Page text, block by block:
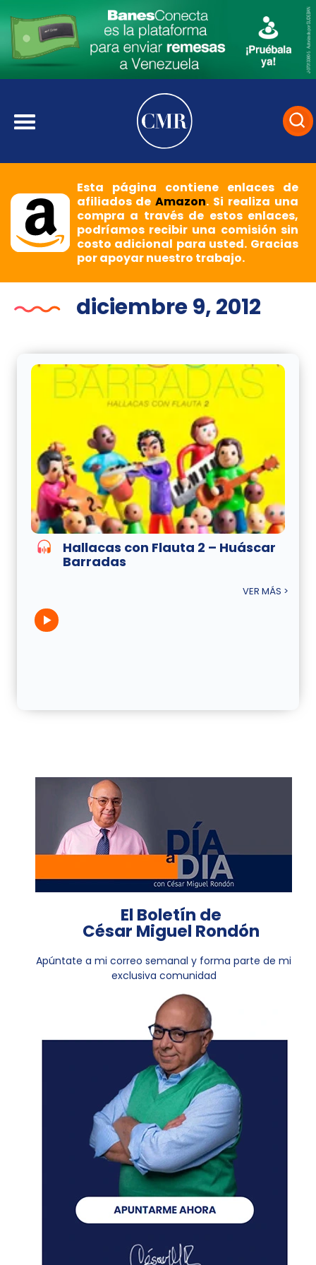
Esta página contiene enlaces de
afiliados deAmazon. Si realiza una
compra a través de estos enlaces,
podríamos recibir una comisión sin
costo adicional para usted. Gracias
por apoyar nuestro trabajo.
diciembre 9, 2012
Hallacas con Flauta 2 – Huáscar
Barradas
VER MÁS >
El Boletín de
César Miguel Rondón
Apúntate a mi correo semanal y forma parte de mi
exclusiva comunidad